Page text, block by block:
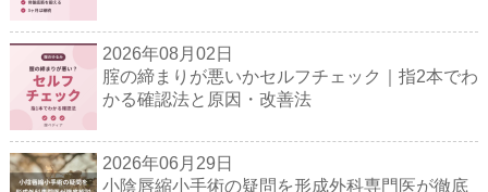
2026年08月02日
腟の締まりが悪いかセルフチェック｜指2本でわ
かる確認法と原因・改善法
2026年06月29日
小陰唇縮小手術の疑問を形成外科専門医が徹底